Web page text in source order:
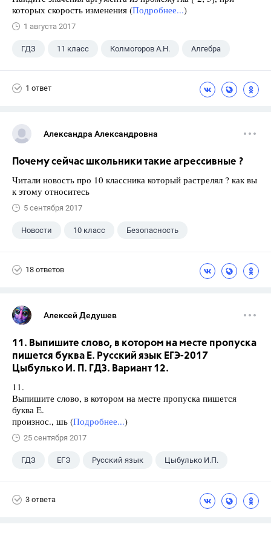
которых скорость изменения (Подробнее...)
1 августа 2017
ГДЗ 11 класс Колмогоров А.Н. Алгебра
1 ответ
Александра Александровна
Почему сейчас школьники такие агрессивные ?
Читали новость про 10 классника который растрелял ? как вы
к этому относитесь
5 сентября 2017
Новости 10 класс Безопасность
18 ответов
Алексей Дедушев
11. Выпишите слово, в котором на месте пропуска
пишется буква Е. Русский язык ЕГЭ-2017
Цыбулько И. П. ГДЗ. Вариант 12.
11.
Выпишите слово, в котором на месте пропуска пишется
буква Е.
произнос., шь (Подробнее...)
25 сентября 2017
ГДЗ ЕГЭ Русский язык Цыбулько И.П.
3 ответа